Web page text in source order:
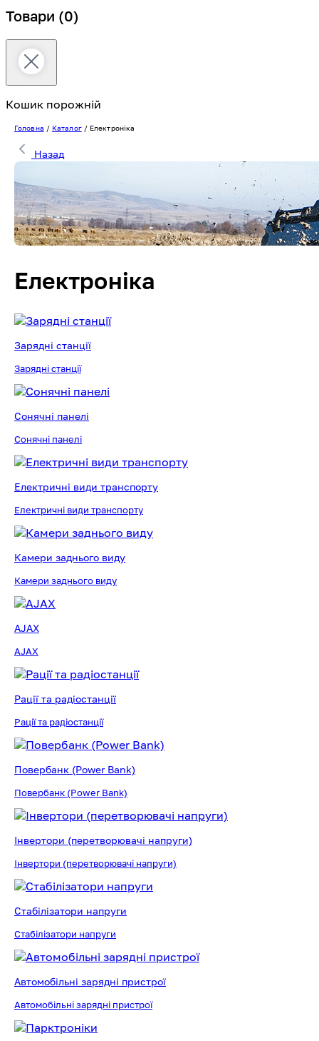
Товари (0)
Кошик порожній
Головна / Каталог/ Електроніка
Назад
Електроніка
Зарядні станції
Зарядні станції
Сонячні панелі
Сонячні панелі
Електричні види транспорту
Електричні види транспорту
Камери заднього виду
Камери заднього виду
AJAX
AJAX
Рації та радіостанції
Рації та радіостанції
Повербанк (Power Bank)
Повербанк (Power Bank)
Інвертори (перетворювачі напруги)
Інвертори (перетворювачі напруги)
Стабілізатори напруги
Стабілізатори напруги
Автомобільні зарядні пристрої
Автомобільні зарядні пристрої